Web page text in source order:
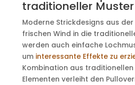
traditioneller Muster
Moderne Strickdesigns aus
frischen Wind in die
werden auch einfache
um interessante Effekte zu
Kombination aus
Elementen verleiht den